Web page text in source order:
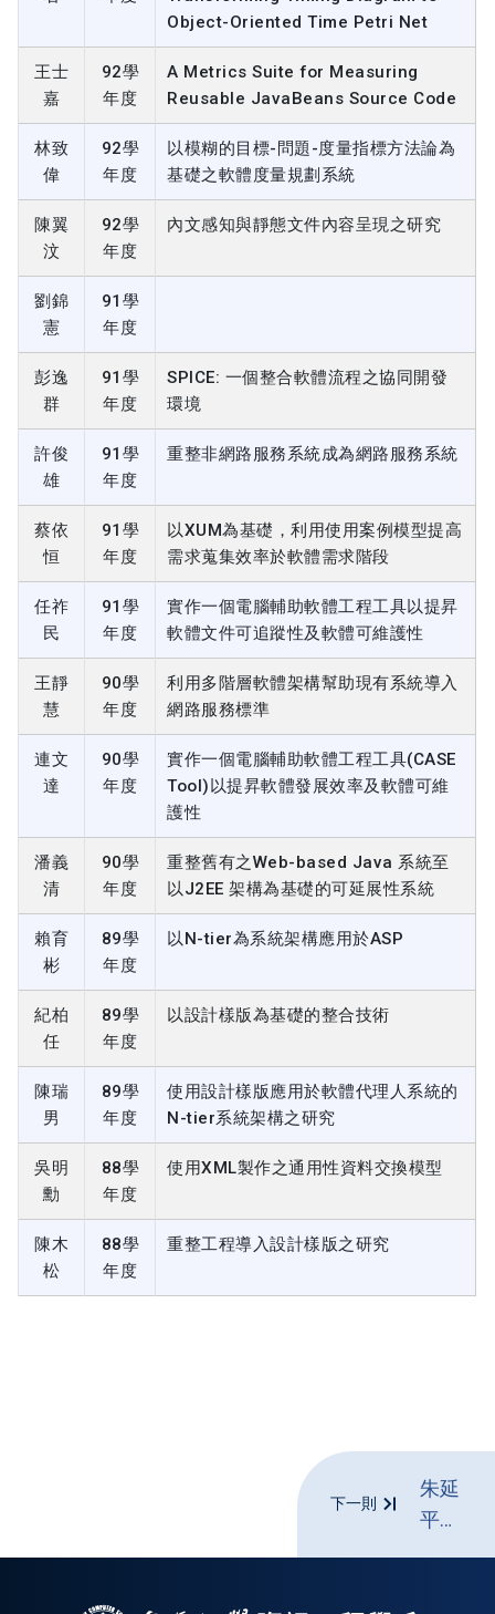
Object-Oriented Time Petri Net
王士
嘉
92學
年度
A Metrics Suite for Measuring
Reusable JavaBeans Source Code
林致
偉
92學
年度
以模糊的目標-問題-度量指標方法論為
基礎之軟體度量規劃系統
陳翼
汶
92學
年度
內文感知與靜態文件內容呈現之研究
劉錦
憲
91學
年度
彭逸
群
91學
年度
SPICE: 一個整合軟體流程之協同開發
環境
許俊
雄
91學
年度
重整非網路服務系統成為網路服務系統
蔡依
恒
91學
年度
以XUM為基礎，利用使用案例模型提高
需求蒐集效率於軟體需求階段
任祚
民
91學
年度
實作一個電腦輔助軟體工程工具以提昇
軟體文件可追蹤性及軟體可維護性
王靜
慧
90學
年度
利用多階層軟體架構幫助現有系統導入
網路服務標準
連文
達
90學
年度
實作一個電腦輔助軟體工程工具(CASE
Tool)以提昇軟體發展效率及軟體可維
護性
潘義
清
90學
年度
重整舊有之Web-based Java 系統至
以J2EE 架構為基礎的可延展性系統
賴育
彬
89學
年度
以N-tier為系統架構應用於ASP
紀柏
任
89學
年度
以設計樣版為基礎的整合技術
陳瑞
男
89學
年度
使用設計樣版應用於軟體代理人系統的
N-tier系統架構之研究
吳明
勳
88學
年度
使用XML製作之通用性資料交換模型
陳木
松
88學
年度
重整工程導入設計樣版之研究
下一則
朱延
平老